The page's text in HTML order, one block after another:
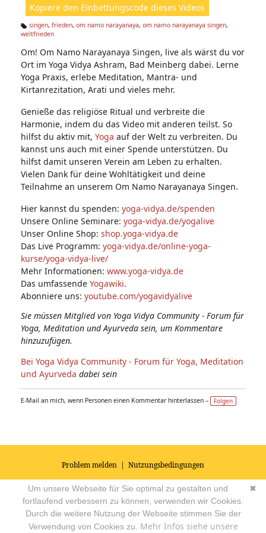
n:
Kopiere den Einbettungscode dieses Videos
Ta
s:
singen, frieden, om namo narayanaya, om namo narayanaya singen,
weltfrieden
Om! Om Namo Narayanaya Singen, live als wärst du vor
Ort im Yoga Vidya Ashram, Bad Meinberg dabei. Lerne
Yoga Praxis, erlebe Meditation, Mantra- und
Kirtanrezitation, Arati und vieles mehr.
Genieße das religiöse Ritual und verbreite die
Harmonie, indem du das Video mit anderen teilst. So
hilfst du aktiv mit, Yoga auf der Welt zu verbreiten. Du
kannst uns auch mit einer Spende unterstützen. Du
hilfst damit unseren Verein am Leben zu erhalten.
Vielen Dank für deine Wohltätigkeit und deine
Teilnahme an unserem Om Namo Narayanaya Singen.
Hier kannst du spenden: yoga-vidya.de/spenden
Unsere Online Seminare: yoga-vidya.de/yogalive
Unser Online Shop: shop.yoga-vidya.de
Das Live Programm: yoga-vidya.de/online-yoga-
kurse/yoga-vidya-live/
Mehr Informationen: www.yoga-vidya.de
Das umfassende Yogawiki.
Abonniere uns: youtube.com/yogavidyalive
Sie müssen Mitglied von Yoga Vidya Community - Forum für
Yoga, Meditation und Ayurveda sein, um Kommentare
hinzuzufügen.
Bei Yoga Vidya Community - Forum für Yoga, Meditation
und Ayurveda dabei sein
E-Mail an mich, wenn Personen einen Kommentar hinterlassen – Folgen
Problem melden | Nutzungsbedingungen
© 2026Impressum|Datenschutz|AGB's| Yoga Vidya Community -
Forum für Yoga, Meditation und Ayurveda Powered by
✖
Um unsere Webseite für Sie optimal zu gestalten und
fortlaufend verbessern zu können, verwenden wir Cookies.
Durch die weitere Nutzung der Webseite stimmen Sie der
Verwendung von Cookies zu. Mehr Infos siehe unsere